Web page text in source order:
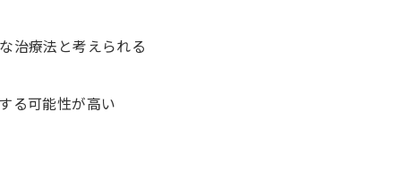
治療法と考えられる
る可能性が高い